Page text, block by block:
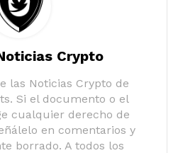
Crypto
las Noticias Crypto de
Si el documento o el
cualquier derecho de
en comentarios y
borrado. A todos los